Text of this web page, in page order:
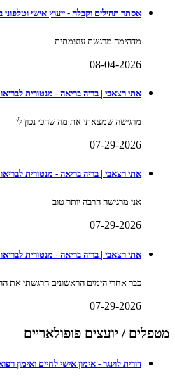
אסתר תהילים וקבלה - ייעוץ אישי וטלפוני
מדהימה מרגשת עוצמתית
08-04-2026
אתי רצאבי | בריה בריאה - מנטורית
מרגישה שמצאתי את מה שהכי נכון לי
07-29-2026
אתי רצאבי | בריה בריאה - מנטורית
אני מרגישה הרבה יותר טוב
07-29-2026
אתי רצאבי | בריה בריאה - מנטורית
כבר אחרי הימים הראשונים הרגשתי את
07-29-2026
מטפלים / יועצים פופולאריים
דורית לוינגר - אימון אישי לחיים ואימון